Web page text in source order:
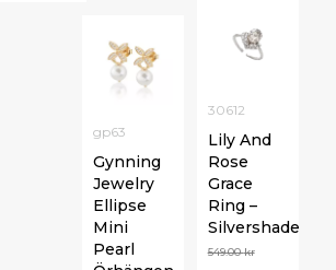
30612
Lily And
Rose
Grace
Ring –
Silvershade
549.00kr
gp63
Gynning
Jewelry
Ellipse
Mini
Pearl